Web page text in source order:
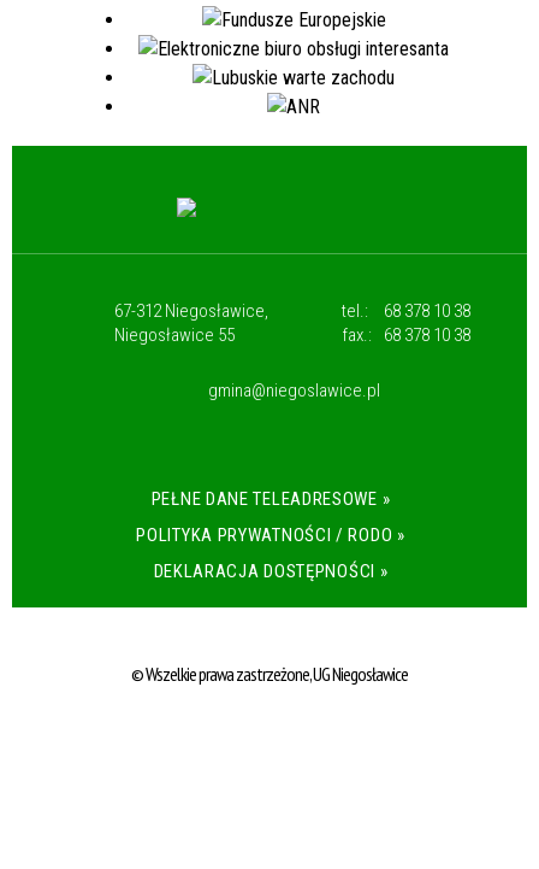
67-312 Niegosławice,
Niegosławice 55
tel.:
68 378 10 38
fax.:
68 378 10 38
gmina@niegoslawice.pl
PEŁNE DANE TELEADRESOWE »
POLITYKA PRYWATNOŚCI / RODO »
DEKLARACJA DOSTĘPNOŚCI »
© Wszelkie prawa zastrzeżone, UG Niegosławice